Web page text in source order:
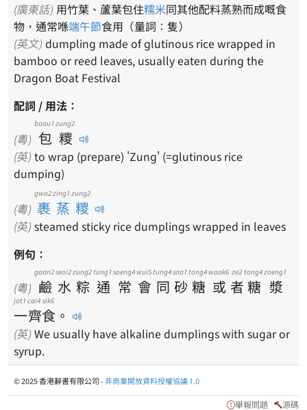
(廣東話) 用竹葉、蘆葉包住糯米同其他配料蒸熟而成嘅食
物，通常喺端午節食用（量詞：隻）
(英文)
bamboo or reed leaves, usually eaten during the
Dragon Boat Festival
配詞 / 用法：
(粵) 包
baau1
糭
zung2
(英) to wrap (prepare) 'Zung' (=glutinous rice
dumping)
(粵) 裹蒸糭
gwo2 zing1 zung2
(英) steamed sticky rice dumplings wrapped in leaves
例句：
(粵) 鹼
gaan2
水
seoi2
粽
zung2
通
tung1
常
soeng4
會
wui5
同
tung4
砂
saa1
糖
tong4
或
waak6
者
ze2
糖
tong4
漿
zoeng1
一
jat1
齊
cai4
食
sik6
。
(英) We usually have alkaline dumplings with sugar or
syrup.
© 2025 香港辭書有限公司 -非商業開放資料授權協議 1.0
舉報問題 源碼